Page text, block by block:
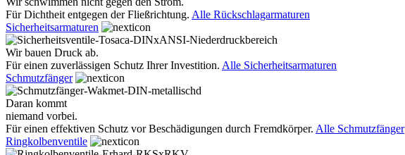
Für Dichtheit entgegen der Fließrichtung. Alle Rückschlagarmaturen
Sicherheitsarmaturen
Wir bauen Druck ab.
Für einen zuverlässigen Schutz Ihrer Investition. Alle Sicherheitsarmaturen
Schmutzfänger
Daran kommt
niemand vorbei.
Für einen effektiven Schutz vor Beschädigungen durch Fremdkörper. Alle Schmutzfänger
Ringkolbenventile